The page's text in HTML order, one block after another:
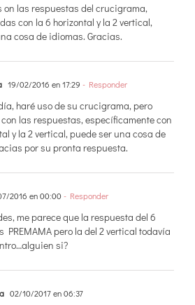
on las respuestas del crucigrama,
con la 6 horizontal y la 2 vertical,
cosa de idiomas. Gracias.
19/02/2016 en 17:29 - Responder
haré uso de su crucigrama, pero
las respuestas, específicamente con
y la 2 vertical, puede ser una cosa de
por su pronta respuesta.
2016 en 00:00 - Responder
me parece que la respuesta del 6
PREMAMA pero la del 2 vertical todavía
si?
02/10/2017 en 06:37